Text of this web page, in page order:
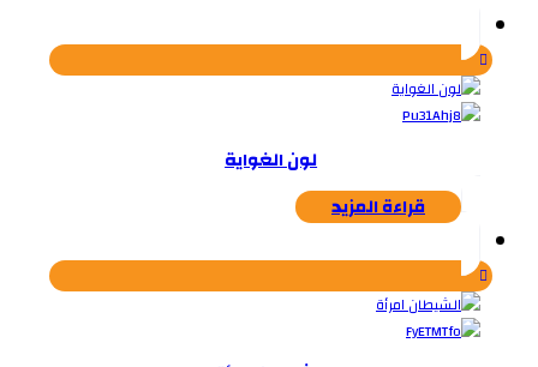
حسب
الأحدث
لون الغواية
قراءة المزيد